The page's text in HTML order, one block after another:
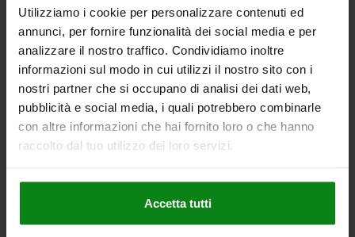
Utilizziamo i cookie per personalizzare contenuti ed
annunci, per fornire funzionalità dei social media e per
analizzare il nostro traffico. Condividiamo inoltre
informazioni sul modo in cui utilizzi il nostro sito con i
nostri partner che si occupano di analisi dei dati web,
pubblicità e social media, i quali potrebbero combinarle
con altre informazioni che hai fornito loro o che hanno
raccolto dal tuo utilizzo dei loro servizi.
Accetta tutti
V.ECCENTRICA SERRAGGIO ESAGONALE OTTONE,
CON DADO PER CAVE A T, COMP:ACCIAIO DA
L=34,5 SW=25 FORZA DI SERRAGGIO KN=18